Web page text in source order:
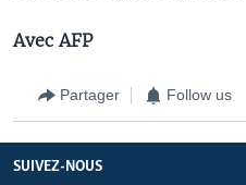
Avec AFP
Partager Follow us
SUIVEZ-NOUS